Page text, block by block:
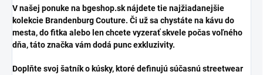
​V našej ponuke na bgeshop.sk nájdete tie najžiadanejšie
kolekcie Brandenburg Couture. Či už sa chystáte na kávu do
mesta, do fitka alebo len chcete vyzerať skvele počas voľného
dňa, táto značka vám dodá punc exkluzivity.
​Doplňte svoj šatník o kúsky, ktoré definujú súčasnú streetwear